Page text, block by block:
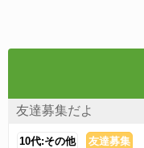
友達募集だよ
10代:その他 友達募集